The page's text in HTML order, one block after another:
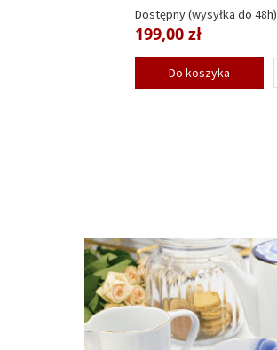
Dostępny (wysyłka do 48h)
199,00 zł
Do koszyka